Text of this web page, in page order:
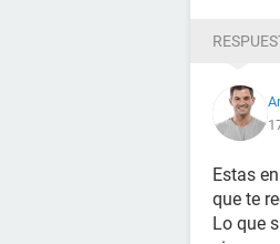
Estas
que te
Lo que